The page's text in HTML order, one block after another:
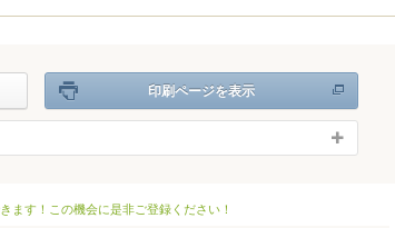
印刷ページを表示
ます！この機会に是非ご登録ください！